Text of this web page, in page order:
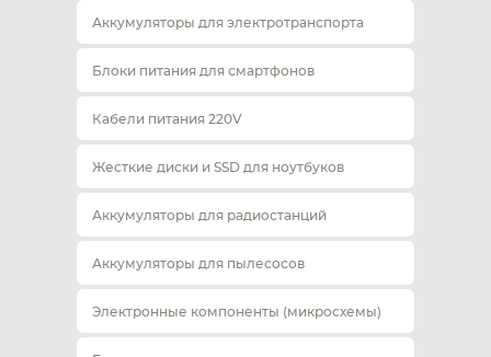
Аккумуляторы для электротранспорта
Блоки питания для смартфонов
Кабели питания 220V
Жесткие диски и SSD для ноутбуков
Аккумуляторы для радиостанций
Аккумуляторы для пылесосов
Электронные компоненты (микросхемы)